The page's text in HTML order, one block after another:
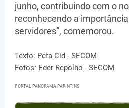
junho, contribuindo com o
reconhecendo a
servidores”, comemorou.
Texto: Peta Cid - SECOM
Fotos: Eder Repolho - SECOM
PORTAL PANORAMA PARINTINS